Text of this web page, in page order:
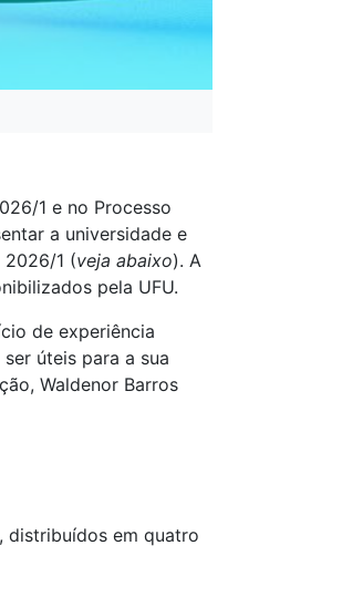
1 e no Processo
a universidade e
2026/1 (veja abaixo). A
pela UFU.
de experiência
úteis para a sua
Waldenor Barros
distribuídos em quatro